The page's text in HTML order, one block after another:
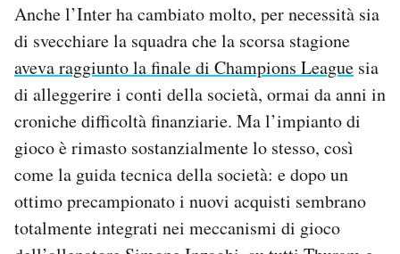
Anche l’Inter ha cambiato molto, per necessità sia
di svecchiare la squadra che la scorsa stagione
aveva raggiunto la finale di Champions League sia
di alleggerire i conti della società, ormai da anni in
croniche difficoltà finanziarie. Ma l’impianto di
gioco è rimasto sostanzialmente lo stesso, così
come la guida tecnica della società: e dopo un
ottimo precampionato i nuovi acquisti sembrano
totalmente integrati nei meccanismi di gioco